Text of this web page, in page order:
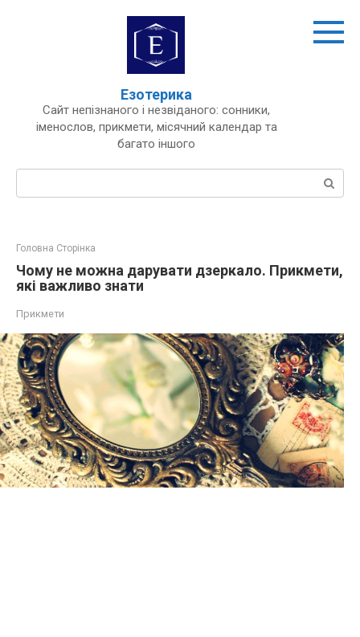
Езотерика
Сайт непізнаного і незвіданого: сонники,
іменослов, прикмети, місячний календар та
багато іншого
Пошук:
Головна Сторінка
Чому не можна дарувати дзеркало. Прикмети,
які важливо знати
Прикмети